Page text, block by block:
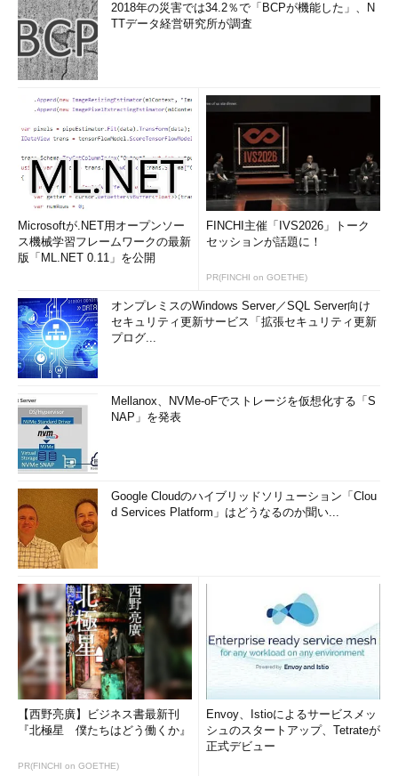
2018年の災害では34.2％で「BCPが機能した」、N
TTデータ経営研究所が調査
Microsoftが.NET用オープンソー
ス機械学習フレームワークの最新
版「ML.NET 0.11」を公開
FINCHI主催「IVS2026」トーク
セッションが話題に！
PR(FINCHI on GOETHE)
オンプレミスのWindows Server／SQL Server向け
セキュリティ更新サービス「拡張セキュリティ更新
プログ...
Mellanox、NVMe-oFでストレージを仮想化する「S
NAP」を発表
Google Cloudのハイブリッドソリューション「Clou
d Services Platform」はどうなるのか聞い...
【西野亮廣】ビジネス書最新刊
『北極星 僕たちはどう働くか』
PR(FINCHI on GOETHE)
Envoy、Istioによるサービスメッ
シュのスタートアップ、Tetrateが
正式デビュー